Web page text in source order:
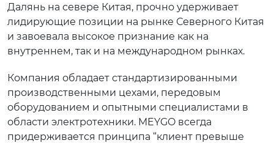
Далянь на севере Китая, прочно удерживает
лидирующие позиции на рынке Северного Китая
и завоевала высокое признание как на
внутреннем, так и на международном рынках.
Компания обладает стандартизированными
производственными цехами, передовым
оборудованием и опытными специалистами в
области электротехники. MEYGO всегда
придерживается принципа “клиент превыше